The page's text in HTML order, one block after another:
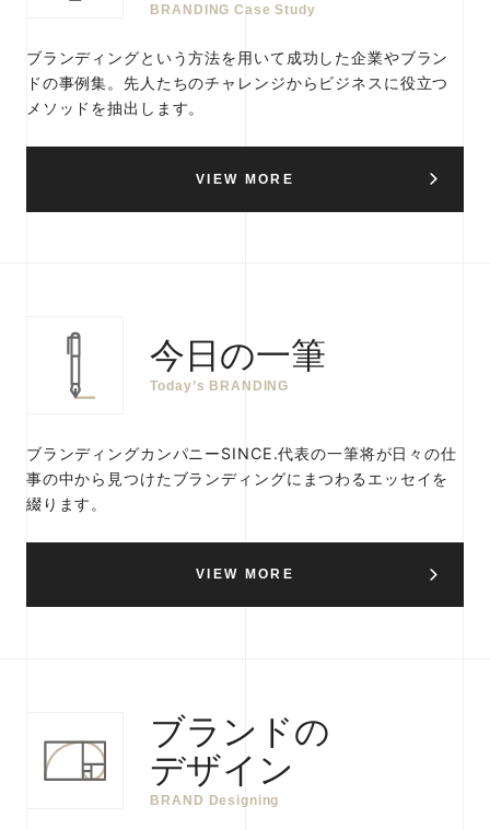
BRANDING Case Study
ブランディングという方法を用いて成功した企業やブラン
ドの事例集。先人たちのチャレンジからビジネスに役立つ
メソッドを抽出します。
VIEW MORE
今日の一筆
Today’s BRANDING
ブランディングカンパニーSINCE.代表の一筆将が日々の仕
事の中から見つけたブランディングにまつわるエッセイを
綴ります。
VIEW MORE
ブランドの
デザイン
BRAND Designing